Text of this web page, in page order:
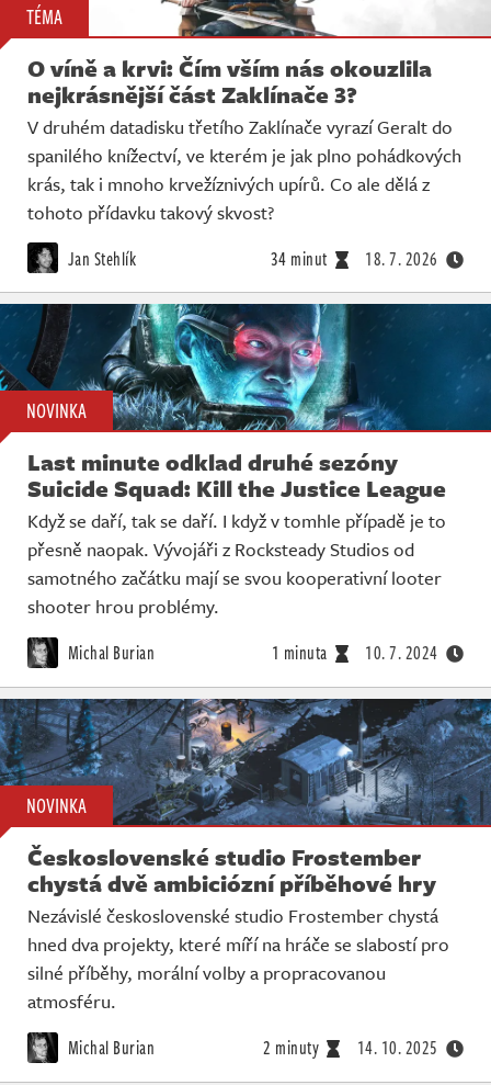
TÉMA
O víně a krvi: Čím vším nás okouzlila
nejkrásnější část Zaklínače 3?
V druhém datadisku třetího Zaklínače vyrazí Geralt do
spanilého knížectví, ve kterém je jak plno pohádkových
krás, tak i mnoho krvežíznivých upírů. Co ale dělá z
tohoto přídavku takový skvost?
Jan Stehlík 34 minut 18. 7. 2026
NOVINKA
Last minute odklad druhé sezóny
Suicide Squad: Kill the Justice League
Když se daří, tak se daří. I když v tomhle případě je to
přesně naopak. Vývojáři z Rocksteady Studios od
samotného začátku mají se svou kooperativní looter
shooter hrou problémy.
Michal Burian 1 minuta 10. 7. 2024
NOVINKA
Československé studio Frostember
chystá dvě ambiciózní příběhové hry
Nezávislé československé studio Frostember chystá
hned dva projekty, které míří na hráče se slabostí pro
silné příběhy, morální volby a propracovanou
atmosféru.
Michal Burian 2 minuty 14. 10. 2025